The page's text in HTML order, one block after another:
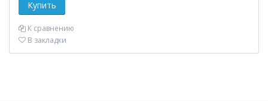
К сравнению
В закладки